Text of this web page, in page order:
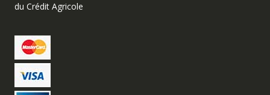
du Crédit Agricole